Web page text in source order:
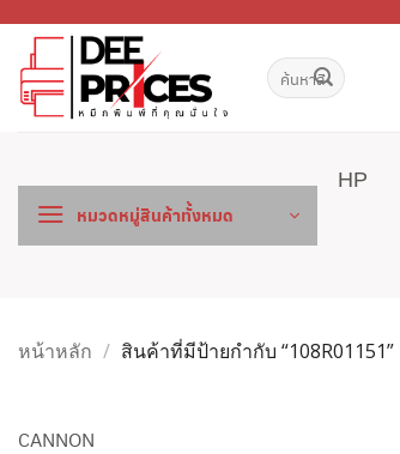
เนื้อหา
ค้นหา:
หมวดหมู่สินค้าทั้งหมด
HP
หน้าหลัก / สินค้าที่มีป้ายกำกับ “108R01151”
CANNON